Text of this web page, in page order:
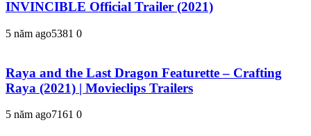
INVINCIBLE Official Trailer (2021)
5 năm ago5381 0
Raya and the Last Dragon Featurette – Crafting
Raya (2021) | Movieclips Trailers
5 năm ago7161 0